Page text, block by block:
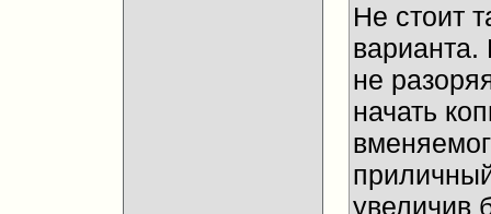
Не стоит
не
начать
увеличив